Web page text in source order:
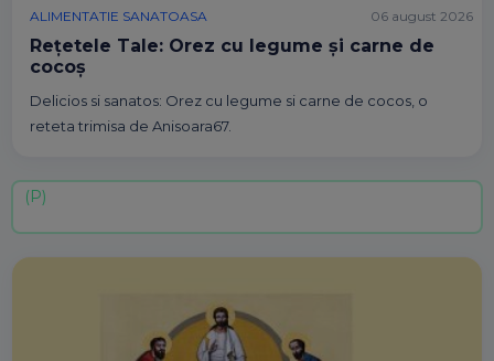
ALIMENTATIE SANATOASA
Rețetele Tale: Orez cu legume și carne de
cocoș
Delicios si sanatos: Orez cu legume si carne de cocos, o
reteta trimisa de Anisoara67.
06 august 2026